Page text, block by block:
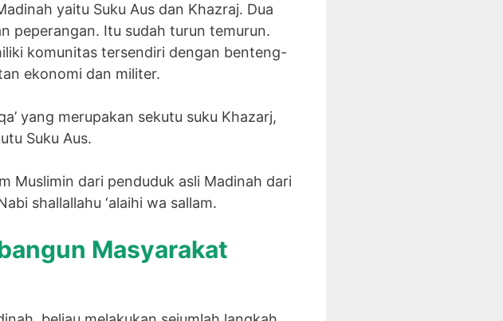
yaitu Suku Aus dan Khazraj. Dua
peperangan. Itu sudah turun temurun.
komunitas tersendiri dengan benteng-
ekonomi dan militer.
yang merupakan sekutu suku Khazarj,
Suku Aus.
Muslimin dari penduduk asli Madinah dari
shallallahu ‘alaihi wa sallam.
Masyarakat